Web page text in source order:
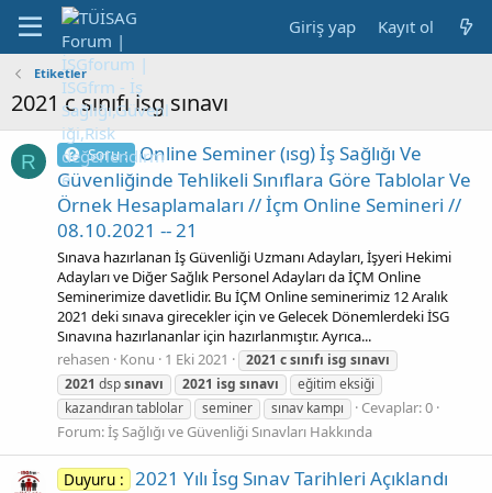
Giriş yap Kayıt ol
Etiketler
2021 c sınıfı isg sınavı
R Soru : Online Seminer (ısg) İş Sağlığı Ve
Güvenliğinde Tehlikeli Sınıflara Göre Tablolar Ve
Örnek Hesaplamaları // İçm Online Semineri //
08.10.2021 -- 21
Sınava hazırlanan İş Güvenliği Uzmanı Adayları, İşyeri Hekimi
Adayları ve Diğer Sağlık Personel Adayları da İÇM Online
Seminerimize davetlidir. Bu İÇM Online seminerimiz 12 Aralık
2021 deki sınava girecekler için ve Gelecek Dönemlerdeki İSG
Sınavına hazırlananlar için hazırlanmıştır. Ayrıca...
rehasen
Konu 1 Eki 2021 2021 csınıfı isg sınavı
2021 dspsınavı 2021 isg sınavı
eğitim eksiği
kazandıran tablolar
seminer sınav kampı
Cevaplar: 0
Forum:İş Sağlığı ve Güvenliği Sınavları Hakkında
Duyuru : 2021 Yılı İsg Sınav Tarihleri Açıklandı